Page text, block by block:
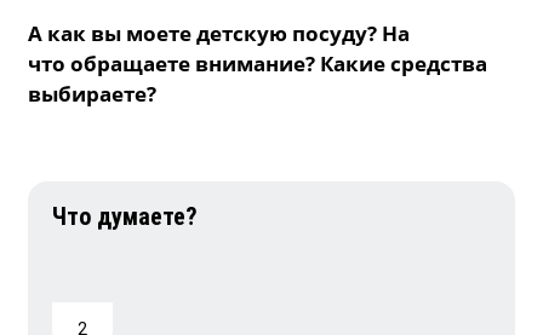
А как вы моете детскую посуду? На
что обращаете внимание? Какие средства
выбираете?
2